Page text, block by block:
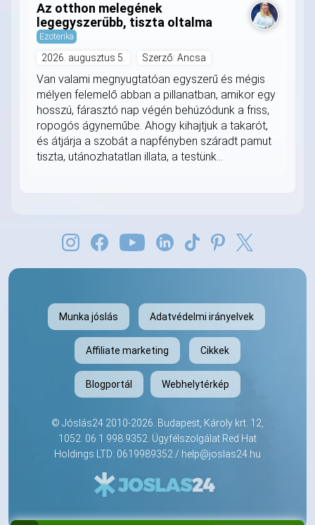
Az otthon melegének
legegyszerűbb, tiszta oltalma
Ezoterika
2026. augusztus 5. Szerző: Ancsa
Van valami megnyugtatóan egyszerű és mégis
mélyen felemelő abban a pillanatban, amikor egy
hosszú, fárasztó nap végén behúzódunk a friss,
ropogós ágyneműbe. Ahogy kihajtjuk a takarót,
és átjárja a szobát a napfényben száradt pamut
tiszta, utánozhatatlan illata, a testünk...
Munka jóslás Adatvédelmi irányelvek
Affiliate marketing Cikkek
Blogportál Webhelytérkép
© Jóslás24 2010-2026. Budapest, Károly krt. 12,
1052. 06 1 998 9352. Ügyfélszolgálat Red Hat
Holdings LTD: 0619989352 / help@joslas24.hu